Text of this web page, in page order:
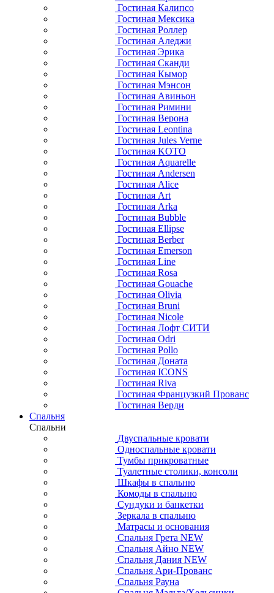
Гостиная Калипсо
Гостиная Мексика
Гостиная Роллер
Гостиная Аледжи
Гостиная Эрика
Гостиная Сканди
Гостиная Кымор
Гостиная Мэнсон
Гостиная Авиньон
Гостиная Римини
Гостиная Верона
Гостиная Leontina
Гостиная Jules Verne
Гостиная KOTO
Гостиная Aquarelle
Гостиная Andersen
Гостиная Alice
Гостиная Art
Гостиная Arka
Гостиная Bubble
Гостиная Ellipse
Гостиная Berber
Гостиная Emerson
Гостиная Line
Гостиная Rosa
Гостиная Gouache
Гостиная Olivia
Гостиная Bruni
Гостиная Nicole
Гостиная Лофт СИТИ
Гостиная Odri
Гостиная Pollo
Гостиная Доната
Гостиная ICONS
Гостиная Riva
Гостиная Французкий Прованс
Гостиная Верди
Спальня
Спальни
Двуспальные кровати
Односпальные кровати
Тумбы прикроватные
Туалетные столики, консоли
Шкафы в спальню
Комоды в спальню
Сундуки и банкетки
Зеркала в спальню
Матрасы и основания
Спальня Грета NEW
Спальня Айно NEW
Спальня Дания NEW
Спальня Ари-Прованс
Спальня Рауна